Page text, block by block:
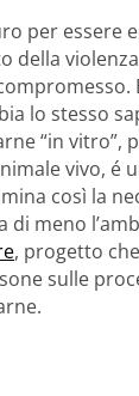
per essere
della
lo stesso
“in vitro”,
vivo, é
così la
di meno
, progetto
sulle